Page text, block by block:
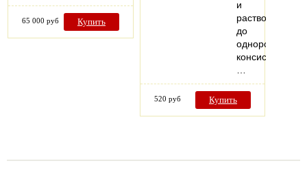
65 000 руб Купить
и
растворов
до
однородной
консистенции.
520 руб Купить